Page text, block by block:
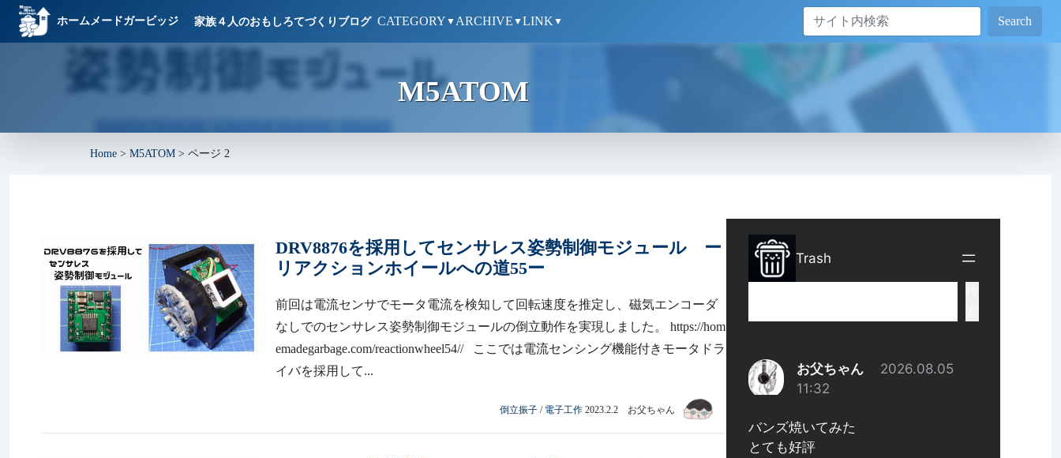
ホームメードガービッジ 家族４人のおもしろてづくりブログ CATEGORY ▼ ARCHIVE ▼LINK ▼ Search
M5ATOM
Home > M5ATOM > ページ 2
DRV8876を採用してセンサレス姿勢制御モジュール ー
リアクションホイールへの道55ー
前回は電流センサでモータ電流を検知して回転速度を推定し、磁気エンコーダ
なしでのセンサレス姿勢制御モジュールの倒立動作を実現しました。 https://hom
emadegarbage.com/reactionwheel54// ここでは電流センシング機能付きモータドラ
イバを採用して...
倒立振子 / 電子工作 2023.2.2 お父ちゃん